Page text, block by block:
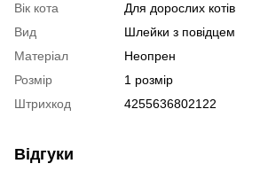
Вік кота
Для дорослих котів
Вид
Шлейки з повідцем
Матеріал
Неопрен
Розмір
1 розмір
Штрихкод
4255636802122
Відгуки